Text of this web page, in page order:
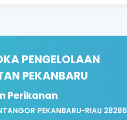
PENGELOLAAN
PEKANBARU
Perikanan
PEKANBARU-RIAU 28286